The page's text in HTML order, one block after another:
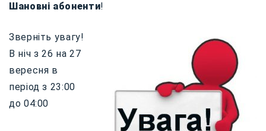
Шановні абоненти!
Зверніть увагу!
В ніч з 26 на 27
вересня в
період з 23:00
до 04:00